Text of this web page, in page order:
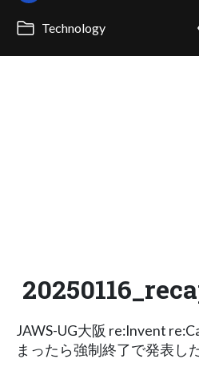
Technology
JAWS-UG大阪 re:Invent
まったら強制終了で発表し